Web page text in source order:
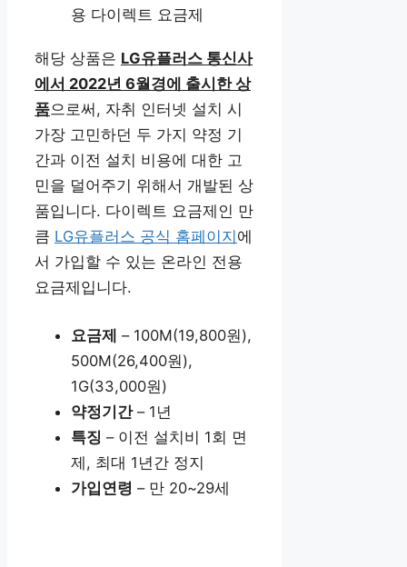
용 다이렉트 요금제
해당 상품은 LG유플러스 통신사
에서 2022년 6월경에 출시한 상
품으로써, 자취 인터넷 설치 시
가장 고민하던 두 가지 약정 기
간과 이전 설치 비용에 대한 고
민을 덜어주기 위해서 개발된 상
품입니다. 다이렉트 요금제인 만
큼 LG유플러스 공식 홈페이지 에
서 가입할 수 있는 온라인 전용
요금제입니다.
요금제 – 100M(19,800원),
500M(26,400원),
1G(33,000원)
약정기간– 1년
특징 – 이전 설치비 1회 면
제, 최대 1년간 정지
가입연령 – 만 20~29세